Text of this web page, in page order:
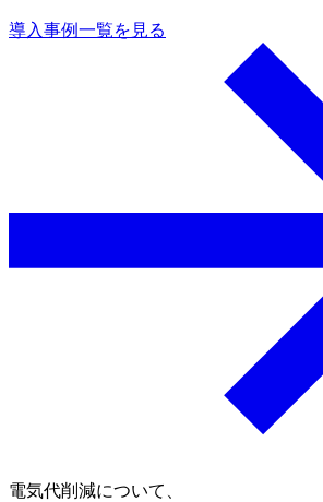
導入事例一覧を見る
電気代削減について、